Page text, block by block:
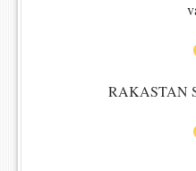
RAKASTAN